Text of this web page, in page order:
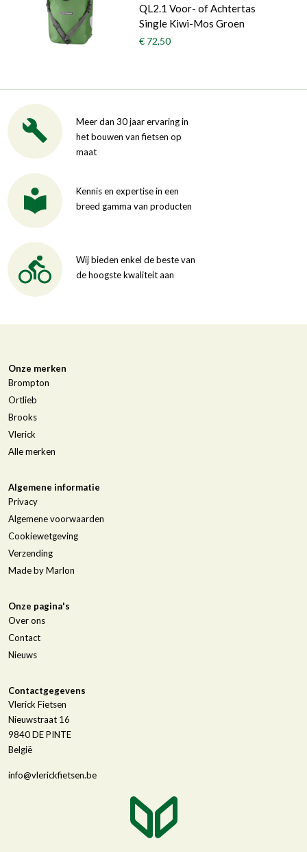
QL2.1 Voor- of Achtertas
Single Kiwi-Mos Groen
€ 72,50
Meer dan 30 jaar ervaring in
het bouwen van fietsen op
maat
Kennis en expertise in een
breed gamma van producten
Wij bieden enkel de beste van
de hoogste kwaliteit aan
Onze merken
Brompton
Ortlieb
Brooks
Vlerick
Alle merken
Algemene informatie
Privacy
Algemene voorwaarden
Cookiewetgeving
Verzending
Made by Marlon
Onze pagina's
Over ons
Contact
Nieuws
Contactgegevens
Vlerick Fietsen
Nieuwstraat 16
9840DE PINTE
België
info@vlerickfietsen.be